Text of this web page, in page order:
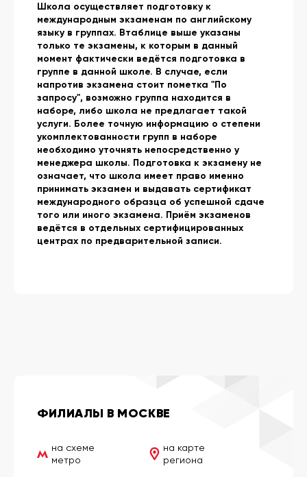
Школа осуществляет подготовку к
международным экзаменам по английскому
языку в группах. Втаблице выше указаны
только те экзамены, к которым в данный
момент фактически ведётся подготовка в
группе в данной школе. В случае, если
напротив экзамена стоит пометка "По
запросу", возможно группа находится в
наборе, либо школа не предлагает такой
услуги. Более точную информацию о степени
укомплектованности групп в наборе
необходимо уточнять непосредственно у
менеджера школы. Подготовка к экзамену не
означает, что школа имеет право именно
принимать экзамен и выдавать сертификат
международного образца об успешной сдаче
того или иного экзамена. Приём экзаменов
ведётся в отдельных сертифицированных
центрах по предварительной записи.
ФИЛИАЛЫ В МОСКВЕ
на схеме
метро
на карте
региона